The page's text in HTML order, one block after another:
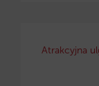
Atrakcyjna